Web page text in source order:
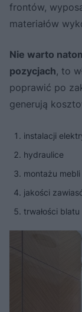
frontów,
materiałów
Nie warto
pozycjach, to
poprawić po
generują
instalacji
hydraulice
montażu mebli
jakości
trwałości blatu